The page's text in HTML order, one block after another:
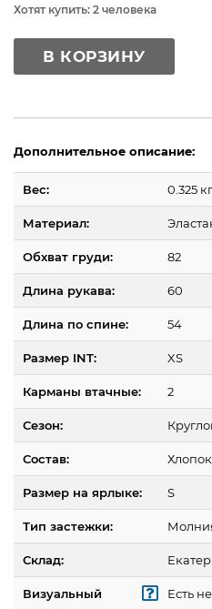
Хотят купить: 2 человека
В КОРЗИНУ
Дополнительное описание:
Вес: 0.325
Материал:
Обхват груди: 82
Длина рукава: 60
Длина по спине: 54
Размер INT: XS
Карманы втачные: 2
Сезон:
Состав:
Размер на ярлыке: S
Тип застежки:
Склад:
Визуальный
Есть